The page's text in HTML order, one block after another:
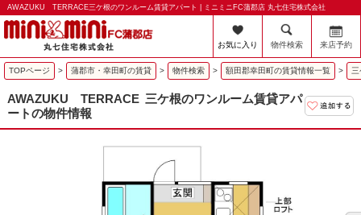
AWAZUKU TERRACE三ケ根のワンルーム賃貸アパート | ミニミニFC蒲郡店 丸七住宅株式会社
お気に入り 物件検索 来店予約
TOPページ > 蒲郡市・幸田町の賃貸 > 物件検索 > 額田郡幸田町の賃貸情報一覧 >
AWAZUKU TERRACE 三ケ根のワンルーム賃貸アパ
ートの物件情報